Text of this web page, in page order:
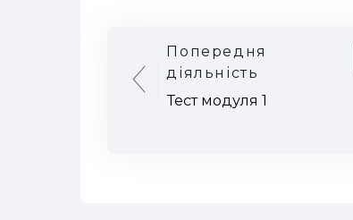
Попередня
діяльність
Тест модуля 1